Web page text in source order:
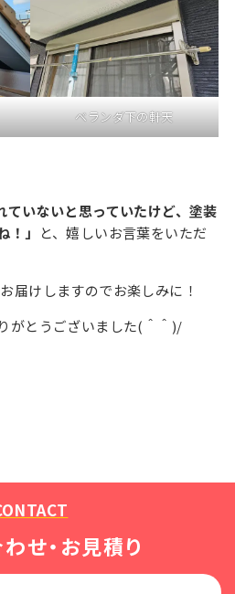
ベランダ下の軒天
ていないと思っていたけど、塗装
！」
と、嬉しいお言葉をいただ
届けしますのでお楽しみに！
がとうございました(＾＾)/
せ・お見積り